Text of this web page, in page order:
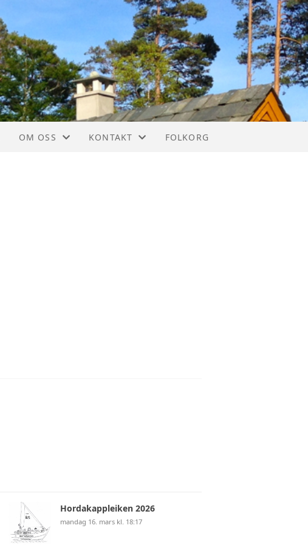
OM OSS KONTAKT FOLKORG
Hordakappleiken 2026
mandag 16. mars kl. 18:17